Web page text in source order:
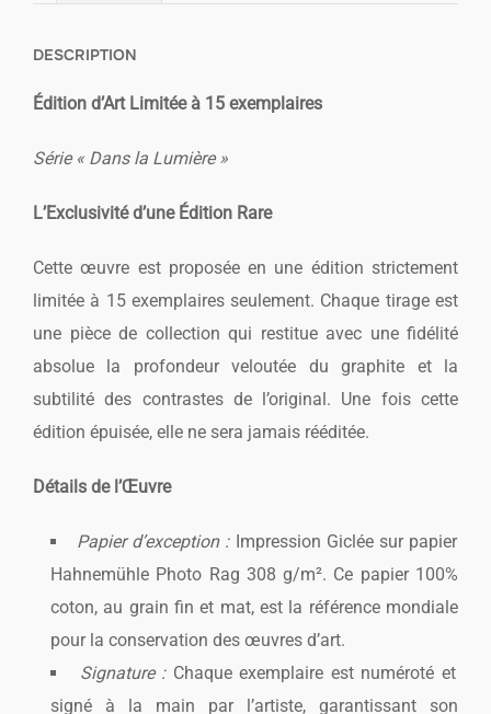
DESCRIPTION
Édition d’Art Limitée à 15 exemplaires
Série « Dans la Lumière »
L’Exclusivité d’une Édition Rare
Cette œuvre est proposée en une édition strictement
limitée à 15 exemplaires seulement. Chaque tirage est
une pièce de collection qui restitue avec une fidélité
absolue la profondeur veloutée du graphite et la
subtilité des contrastes de l’original. Une fois cette
édition épuisée, elle ne sera jamais rééditée.
Détails de l’Œuvre
Papier d’exception : Impression Giclée sur papier
Hahnemühle Photo Rag 308 g/m². Ce papier 100%
coton, au grain fin et mat, est la référence mondiale
pour la conservation des œuvres d’art.
Signature : Chaque exemplaire est numéroté et
signé à la main par l’artiste, garantissant son